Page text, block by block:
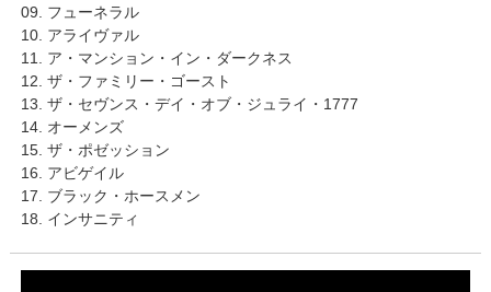
09. フューネラル
10. アライヴァル
11. ア・マンション・イン・ダークネス
12. ザ・ファミリー・ゴースト
13. ザ・セヴンス・デイ・オブ・ジュライ・1777
14. オーメンズ
15. ザ・ポゼッション
16. アビゲイル
17. ブラック・ホースメン
18. インサニティ